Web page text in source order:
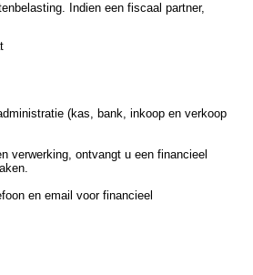
Indien een fiscaal partner,
(kas, bank, inkoop en verkoop
verwerking, ontvangt u een financieel
en email voor financieel